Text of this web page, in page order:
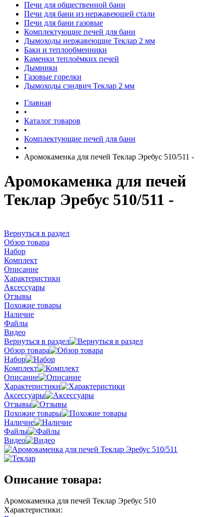
Печи для общественной бани
Печи для бани из нержавеющей стали
Печи для бани газовые
Комплектующие печей для бани
Дымоходы нержавеющие Теклар 2 мм
Баки и теплообменники
Каменки теплоёмких печей
Дымники
Газовые горелки
Дымоходы сэндвич Теклар 2 мм
Главная
•
Каталог товаров
•
Комплектующие печей для бани
•
Аромокаменка для печей Теклар Эребус 510/511 -
Аромокаменка для печей
Теклар Эребус 510/511 -
Вернуться в раздел
Обзор товара
Набор
Комплект
Описание
Характеристики
Аксессуары
Отзывы
Похожие товары
Наличие
Файлы
Видео
Вернуться в раздел
Обзор товара
Набор
Комплект
Описание
Характеристики
Аксессуары
Отзывы
Похожие товары
Наличие
Файлы
Видео
Описание товара:
Аромокаменка для печей Теклар Эребус 510
Характеристики: